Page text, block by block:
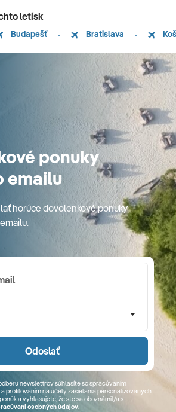
letísk
Budapešť Bratislava
ponuky
emailu
horúce dovolenkové ponuky
Odoslať
newslettrov súhlasíte so spracúvaním
profilovaním na účely zasielania personalizovaných
a vyhlasujete, že ste sa oboznámil/a s
osobných údajov.